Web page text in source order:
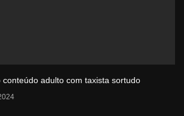
conteúdo adulto com taxista sortudo